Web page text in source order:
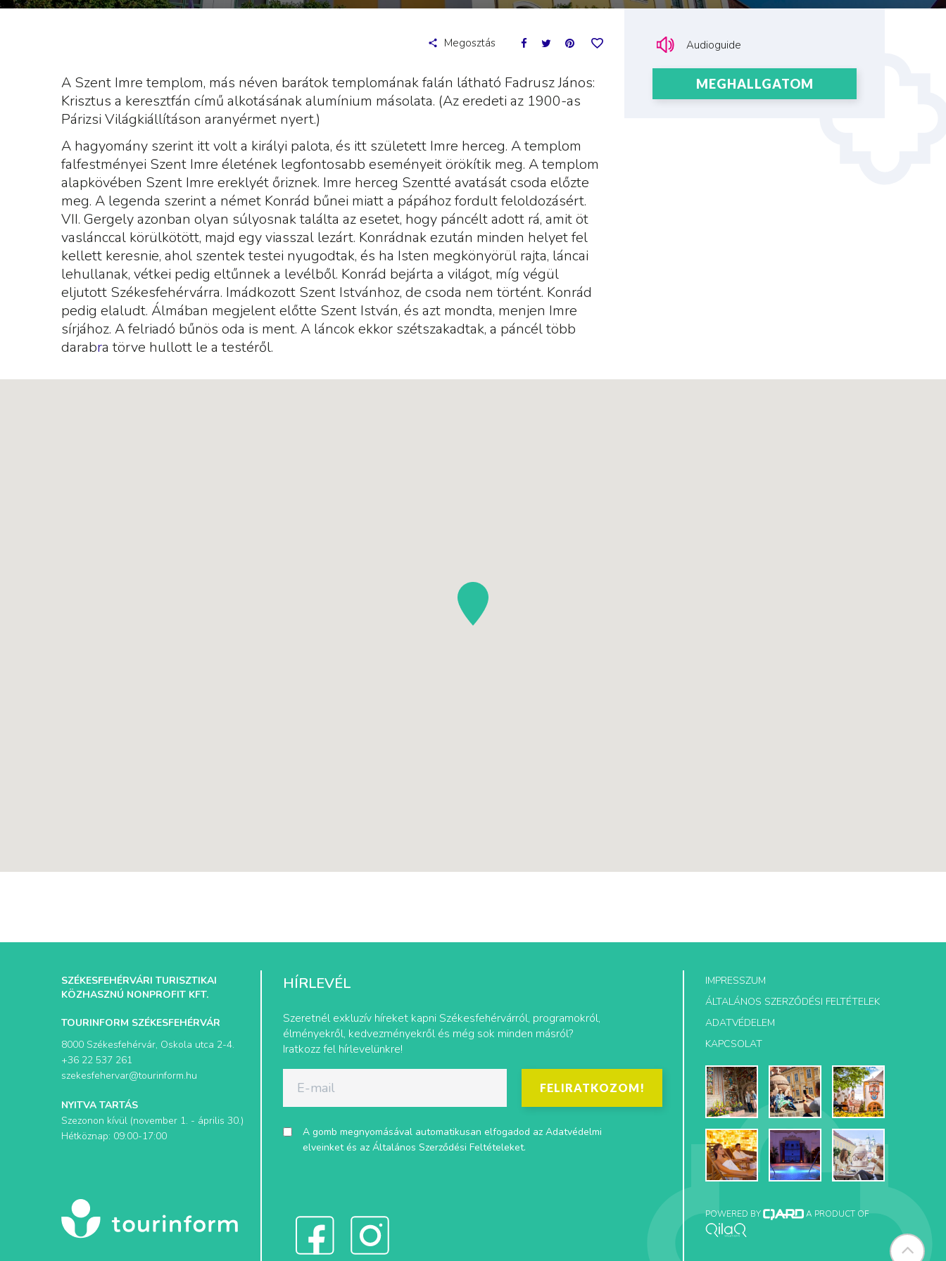
Megosztás
A Szent Imre templom, más néven barátok templomának falán látható Fadrusz János:
Krisztus a keresztfán című alkotásának alumínium másolata. (Az eredeti az 1900-as
Párizsi Világkiállításon aranyérmet nyert.)
A hagyomány szerint itt volt a királyi palota, és itt született Imre herceg. A templom
falfestményei Szent Imre életének legfontosabb eseményeit örökítik meg. A templom
alapkövében Szent Imre ereklyét őriznek. Imre herceg Szentté avatását csoda előzte
meg. A legenda szerint a német Konrád bűnei miatt a pápához fordult feloldozásért.
VII. Gergely azonban olyan súlyosnak találta az esetet, hogy páncélt adott rá, amit öt
vaslánccal körülkötött, majd egy viasszal lezárt. Konrádnak ezután minden helyet fel
kellett keresnie, ahol szentek testei nyugodtak, és ha Isten megkönyörül rajta, láncai
lehullanak, vétkei pedig eltűnnek a levélből. Konrád bejárta a világot, míg végül
eljutott Székesfehérvárra. Imádkozott Szent Istvánhoz, de csoda nem történt. Konrád
pedig elaludt. Álmában megjelent előtte Szent István, és azt mondta, menjen Imre
sírjához. A felriadó bűnös oda is ment. A láncok ekkor szétszakadtak, a páncél több
darabra törve hullott le a testéről.
Audioguide
MEGHALLGATOM
SZÉKESFEHÉRVÁRI TURISZTIKAI
KÖZHASZNÚ NONPROFIT KFT.
TOURINFORM SZÉKESFEHÉRVÁR
8000 Székesfehérvár, Oskola utca 2-4.
+36 22 537 261
szekesfehervar@tourinform.hu
NYITVA TARTÁS
Szezonon kívül (november 1. - április 30.)
Hétköznap: 09:00-17:00
HÍRLEVÉL
Szeretnél exkluzív híreket kapni Székesfehérvárról, programokról,
élményekről, kedvezményekről és még sok minden másról?
Iratkozz fel hírlevelünkre!
FELIRATKOZOM!
A gomb megnyomásával automatikusan elfogadod az Adatvédelmi
elveinketés az Általános Szerződési Feltételeket.
IMPRESSZUM
ÁLTALÁNOS SZERZŐDÉSI FELTÉTELEK
ADATVÉDELEM
KAPCSOLAT
POWERED BY A PRODUCT OF